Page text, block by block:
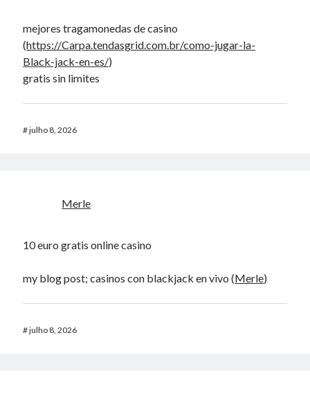
mejores tragamonedas de casino
(https://Carpa.tendasgrid.com.br/como-jugar-la-
Black-jack-en-es/)
gratis sin limites
#julho 8, 2026
Merle
10 euro gratis online casino
my blog post; casinos con blackjack en vivo (Merle)
#julho 8, 2026